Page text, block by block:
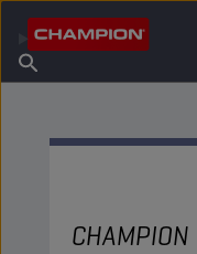
Tietoa Championista
Etsi myyntipiste
CHAMPION